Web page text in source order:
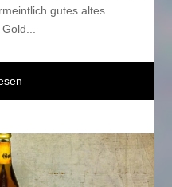
gutes altes